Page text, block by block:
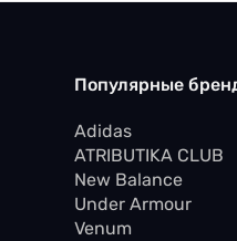
Популярные
Adidas
ATRIBUTIKA CLUB
New Balance
Under Armour
Venum